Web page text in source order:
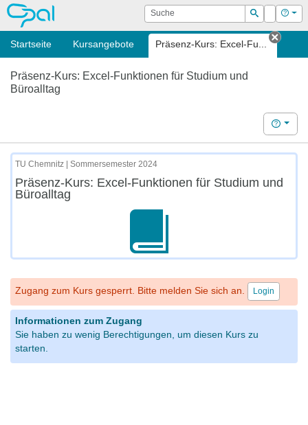
OPAL Suche
Suchen
Login Hilfe
Startseite Kursangebote Präsenz-Kurs: Excel-Fu...
Tab
Präsenz-Kurs: Excel-Funktionen für Studium und
Büroalltag
Hilfe
TU Chemnitz | Sommersemester 2024
Präsenz-Kurs: Excel-Funktionen für Studium und
Büroalltag
Zugang zum Kurs gesperrt. Bitte melden Sie sich an. Login
Informationen zum Zugang
Sie haben zu wenig Berechtigungen, um diesen Kurs zu
starten.